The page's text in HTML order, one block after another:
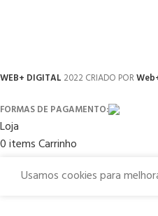
WEB+ DIGITAL 2022 CRIADO POR
FORMAS DE PAGAMENTO:
Usamos cookies para
Loja
0itemsCarrinho